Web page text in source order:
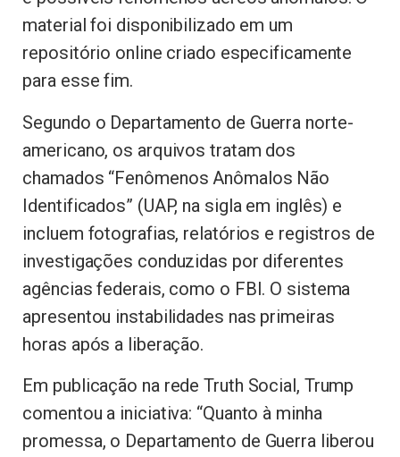
material foi disponibilizado em um
repositório online criado especificamente
para esse fim.
Segundo o Departamento de Guerra norte-
americano, os arquivos tratam dos
chamados “Fenômenos Anômalos Não
Identificados” (UAP, na sigla em inglês) e
incluem fotografias, relatórios e registros de
investigações conduzidas por diferentes
agências federais, como o FBI. O sistema
apresentou instabilidades nas primeiras
horas após a liberação.
Em publicação na rede Truth Social, Trump
comentou a iniciativa: “Quanto à minha
promessa, o Departamento de Guerra liberou